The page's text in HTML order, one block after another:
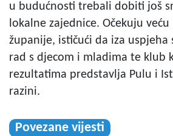
u budućnosti trebali dobiti još
lokalne zajednice. Očekuju
županije, ističući da iza
rad s djecom i mladima te klub
rezultatima predstavlja Pulu i
razini.
Povezane vijesti